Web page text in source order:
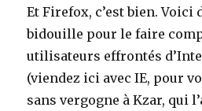
Et Firefox, c’est bien. Voici
bidouille pour le faire
utilisateurs effrontés
(viendez ici avec IE, pour
sans vergogne à Kzar, qui